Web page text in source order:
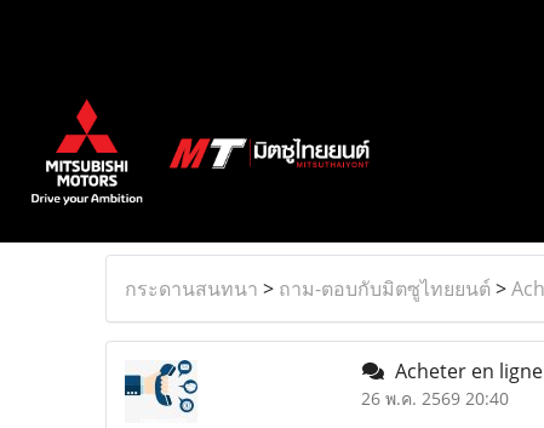
กระดานสนทนา > ถาม-ตอบกับมิตซูไทยยนต์ >
Acheter en
26 พ.ค. 2569 20:40